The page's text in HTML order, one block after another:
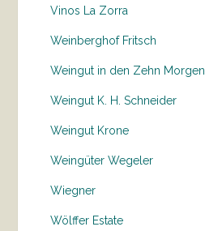
Vinos La Zorra
Weinberghof Fritsch
Weingut in den Zehn Morgen
Weingut K. H. Schneider
Weingut Krone
Weingüter Wegeler
Wiegner
Wölffer Estate